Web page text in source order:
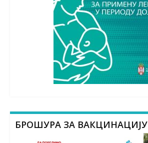
БРОШУРА ЗА ВАКЦИНАЦИЈУ